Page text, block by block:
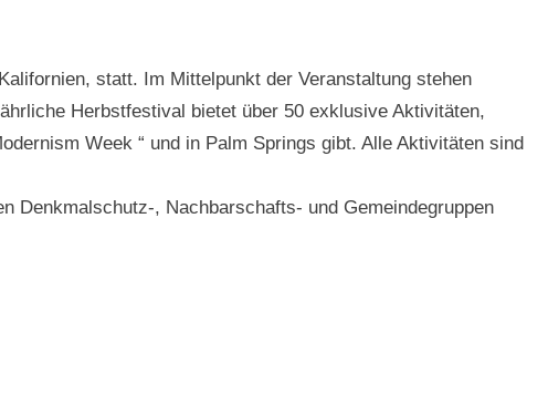
statt. Im Mittelpunkt der Veranstaltung stehen
Herbstfestival bietet über 50 exklusive Aktivitäten,
Week “ und in Palm Springs gibt. Alle Aktivitäten sind
Denkmalschutz-, Nachbarschafts- und Gemeindegruppen